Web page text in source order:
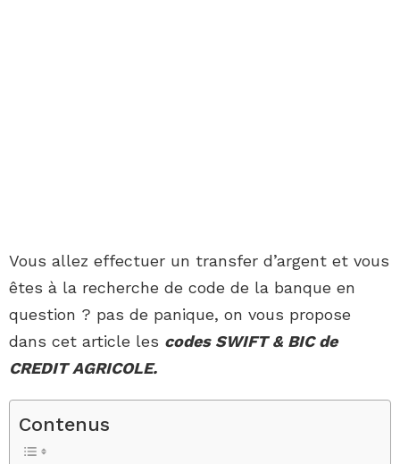
Vous allez effectuer un transfer d’argent et vous
êtes à la recherche de code de la banque en
question ? pas de panique, on vous propose
dans cet article les codes SWIFT & BIC de
CREDIT AGRICOLE.
Contenus